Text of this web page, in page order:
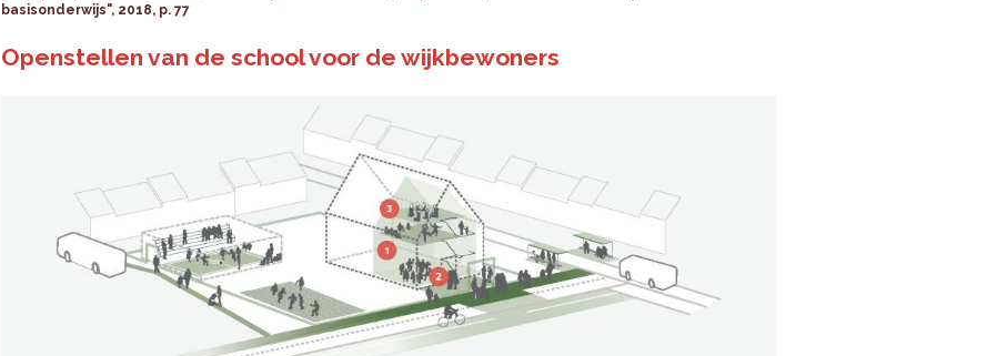
basisonderwijs", 2018, p. 77
Openstellen van de school voor de wijkbewoners